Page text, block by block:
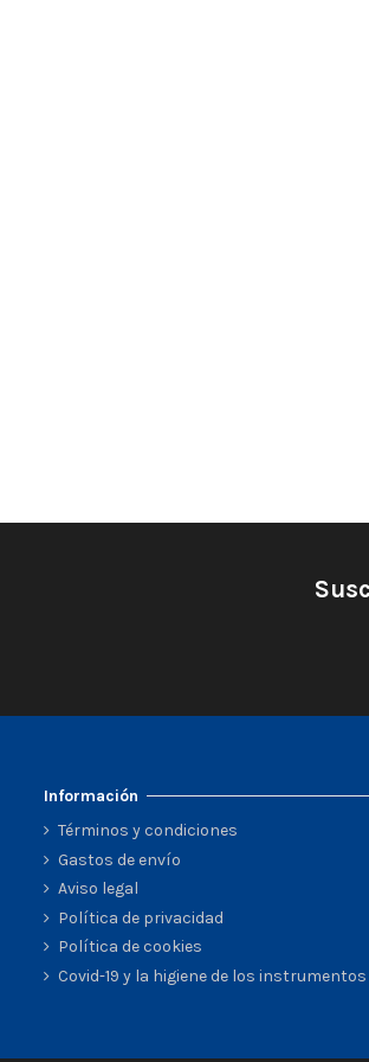
Información
Términos y condiciones
Gastos de envío
Aviso legal
Política de privacidad
Política de cookies
Covid-19 y la higiene de los instrumentos